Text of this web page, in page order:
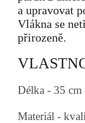
a upravovat
Vlákna se
přirozeně.
Délka - 35 cm
Materiál -